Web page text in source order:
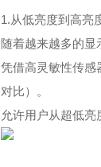
1.从低亮度到高亮
随着越来越多的显
凭借高灵敏性传感
对比）。
允许用户从超低亮